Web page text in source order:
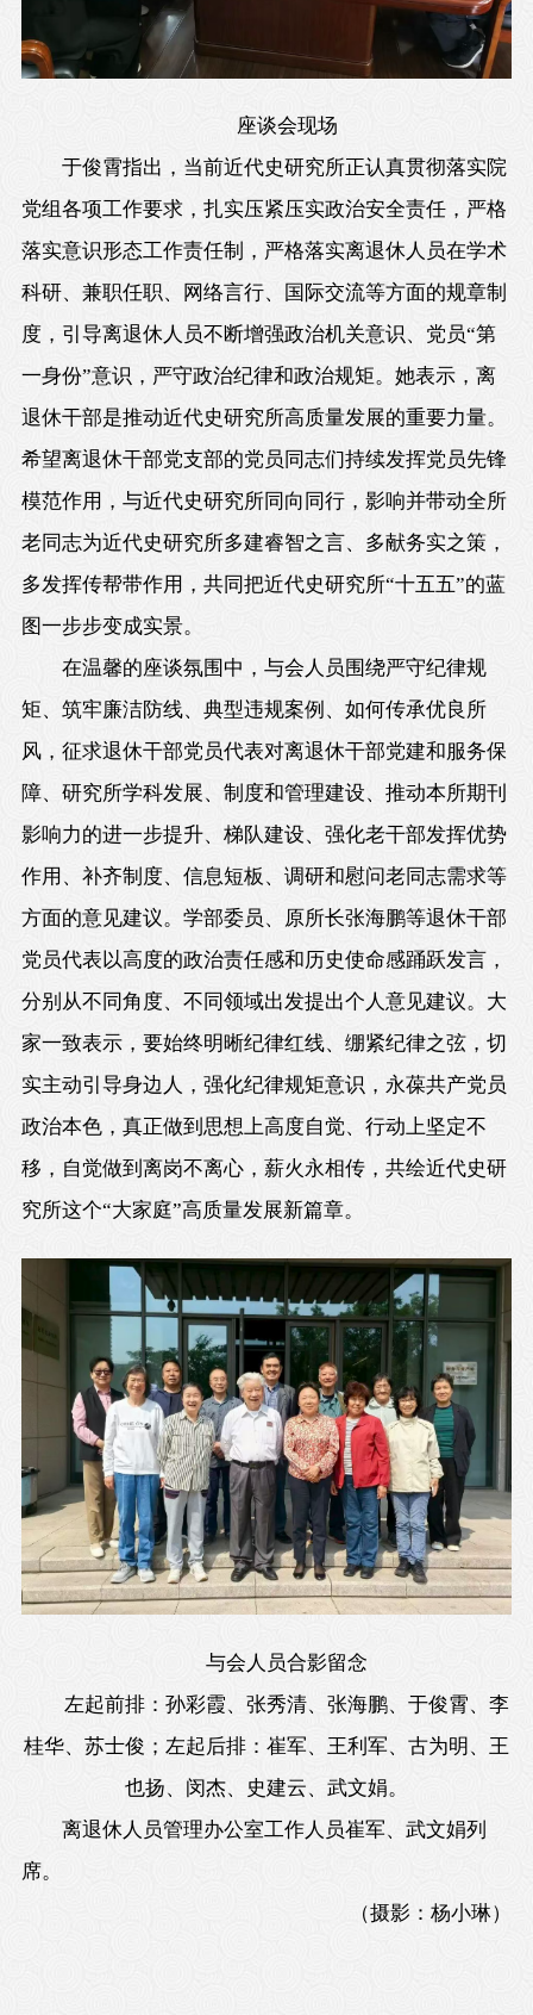
座谈会现场
于俊霄指出，当前近代史研究所正认真贯彻落实院
党组各项工作要求，扎实压紧压实政治安全责任，严格
落实意识形态工作责任制，严格落实离退休人员在学术
科研、兼职任职、网络言行、国际交流等方面的规章制
度，引导离退休人员不断增强政治机关意识、党员“第
一身份”意识，严守政治纪律和政治规矩。她表示，离
退休干部是推动近代史研究所高质量发展的重要力量。
希望离退休干部党支部的党员同志们持续发挥党员先锋
模范作用，与近代史研究所同向同行，影响并带动全所
老同志为近代史研究所多建睿智之言、多献务实之策，
多发挥传帮带作用，共同把近代史研究所“十五五”的蓝
图一步步变成实景。
在温馨的座谈氛围中，与会人员围绕严守纪律规
矩、筑牢廉洁防线、典型违规案例、如何传承优良所
风，征求退休干部党员代表对离退休干部党建和服务保
障、研究所学科发展、制度和管理建设、推动本所期刊
影响力的进一步提升、梯队建设、强化老干部发挥优势
作用、补齐制度、信息短板、调研和慰问老同志需求等
方面的意见建议。学部委员、原所长张海鹏等退休干部
党员代表以高度的政治责任感和历史使命感踊跃发言，
分别从不同角度、不同领域出发提出个人意见建议。大
家一致表示，要始终明晰纪律红线、绷紧纪律之弦，切
实主动引导身边人，强化纪律规矩意识，永葆共产党员
政治本色，真正做到思想上高度自觉、行动上坚定不
移，自觉做到离岗不离心，薪火永相传，共绘近代史研
究所这个“大家庭”高质量发展新篇章。
与会人员合影留念
左起前排：孙彩霞、张秀清、张海鹏、于俊霄、李
桂华、苏士俊；左起后排：崔军、王利军、古为明、王
也扬、闵杰、史建云、武文娟。
离退休人员管理办公室工作人员崔军、武文娟列
席。
（摄影：杨小琳）